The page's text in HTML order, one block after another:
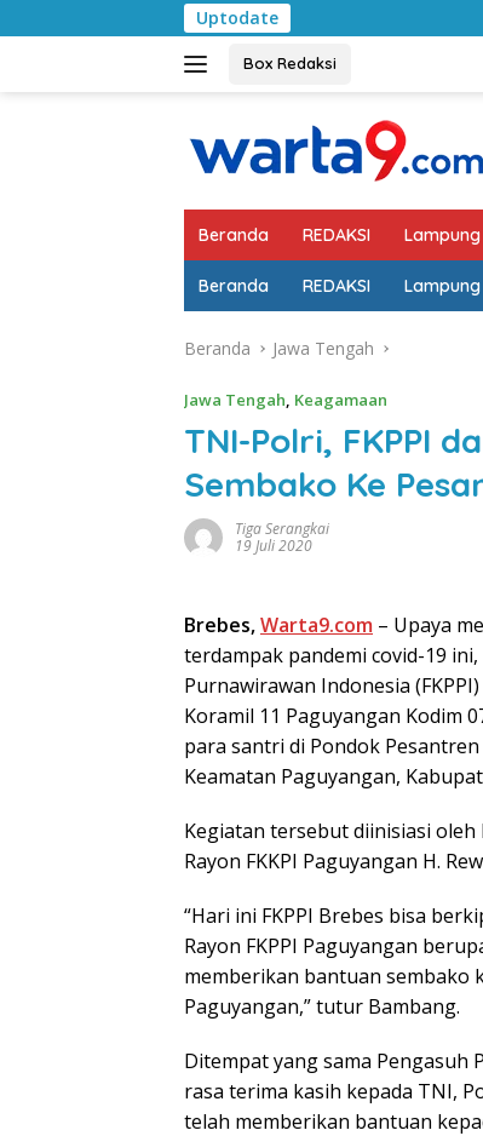
ke
Uptodate
Box Redaksi
Beranda REDAKSI Lampung
Beranda REDAKSI Lampung
Beranda Jawa Tengah
Jawa Tengah, Keagamaan
TNI-Polri, FKPPI
Sembako Ke
Tiga Serangkai
19 Juli 2020
Brebes,Warta9.com – Upaya
terdampak pandemi covid-19
Purnawirawan Indonesia
Koramil 11 Paguyangan Kodim
para santri di Pondok
Keamatan Paguyangan,
Kegiatan tersebut diinisiasi oleh
Rayon FKKPI Paguyangan H.
“Hari ini FKPPI Brebes bisa
Rayon FKPPI Paguyangan
memberikan bantuan sembako
Paguyangan,” tutur Bambang.
Ditempat yang sama Pengasuh
rasa terima kasih kepada TNI,
telah memberikan bantuan